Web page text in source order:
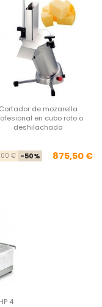
Cortador de mozarella
en cubo roto o
deshilachada
€ -50% 875,50 €
4